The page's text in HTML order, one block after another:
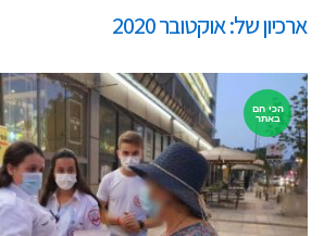
ארכיון של:אוקטובר 2020
הכי חם
באתר